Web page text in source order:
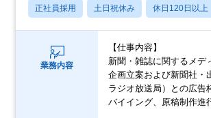
正社員採用 土日祝休み 休日120日以上
業務内容
【仕事内容】
新聞・雑誌に関するメデ
企画立案および新聞社・
ラジオ放送局）との広告
バイイング、原稿制作進